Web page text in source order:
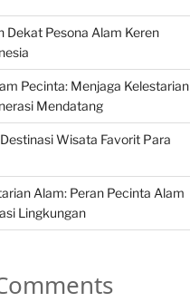
Dekat Pesona Alam Keren
Pecinta: Menjaga Kelestarian
Mendatang
Wisata Favorit Para
Alam: Peran Pecinta Alam
Lingkungan